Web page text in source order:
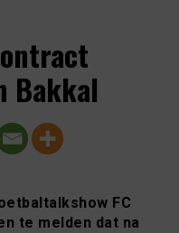
Bakkal
FC
te melden dat na